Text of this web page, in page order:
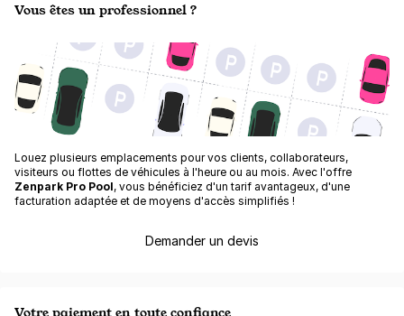
Vous êtes un professionnel ?
Louez plusieurs emplacements pour vos clients, collaborateurs,
visiteurs ou flottes de véhicules à l'heure ou au mois. Avec l'offre
Zenpark Pro Pool, vous bénéficiez d'un tarif avantageux, d'une
facturation adaptée et de moyens d'accès simplifiés !
Demander un devis
Votre paiement en toute confiance